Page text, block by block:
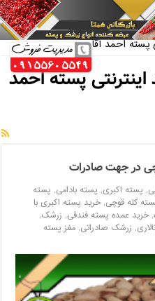
پسته احمد آقایی
پسته احمد
در جهت صادرات
, پسته اکبری, پسته بادامی, پسته
کله قوچی,خرید پسته اکبری با
,خرید عمده پسته فندقی, زرشک,
, زرشک صادراتی,مغز پسته